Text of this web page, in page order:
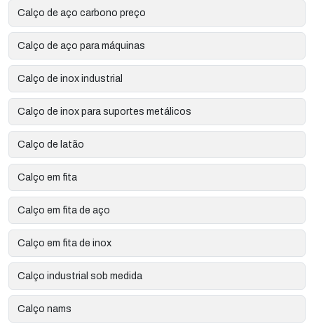
Calço de aço carbono preço
Calço de aço para máquinas
Calço de inox industrial
Calço de inox para suportes metálicos
Calço de latão
Calço em fita
Calço em fita de aço
Calço em fita de inox
Calço industrial sob medida
Calço nams